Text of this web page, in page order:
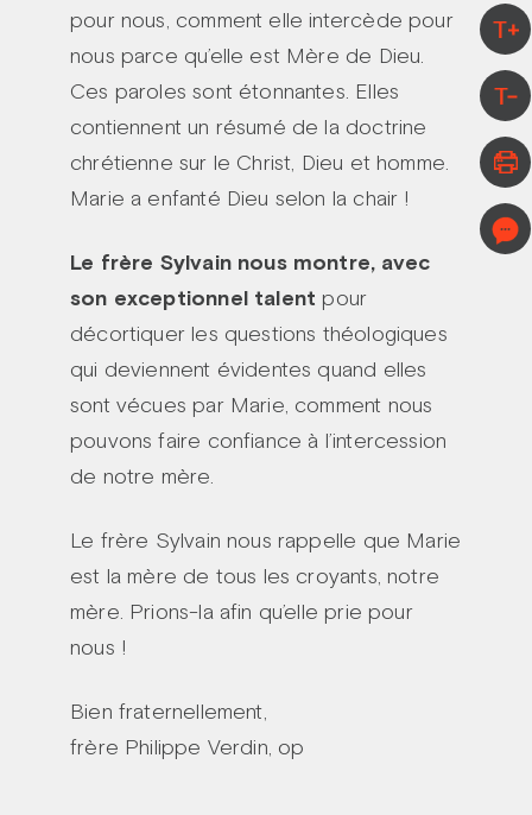
T+
T-
pour nous, comment elle intercède pour
nous parce qu’elle est Mère de Dieu.
Ces paroles sont étonnantes. Elles
contiennent un résumé de la doctrine
chrétienne sur le Christ, Dieu et homme.
Marie a enfanté Dieu selon la chair !
Le frère Sylvain nous montre, avec
son exceptionnel talent pour
décortiquer les questions théologiques
qui deviennent évidentes quand elles
sont vécues par Marie, comment nous
pouvons faire confiance à l’intercession
de notre mère.
Le frère Sylvain nous rappelle que Marie
est la mère de tous les croyants, notre
mère. Prions-la afin qu’elle prie pour
nous !
Bien fraternellement,
frère Philippe Verdin, op